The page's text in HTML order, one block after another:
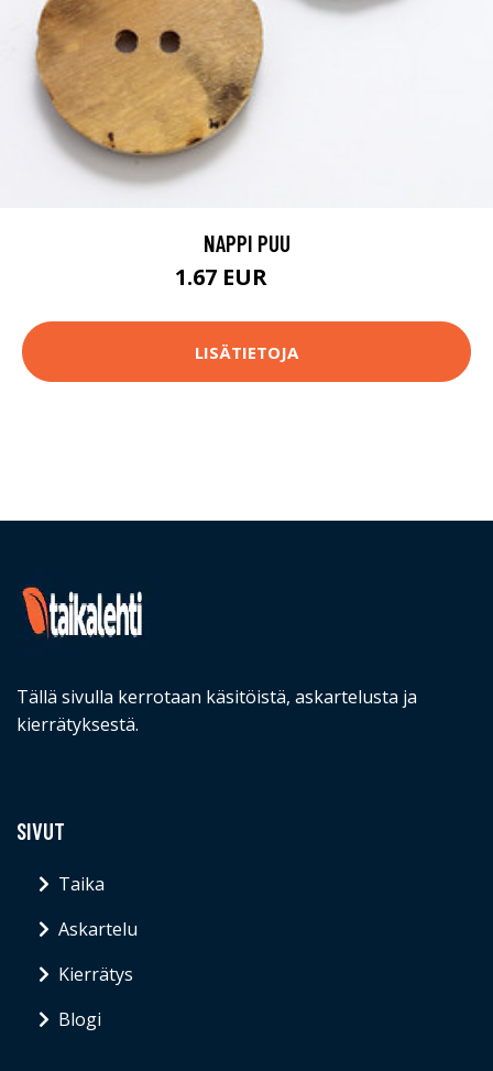
NAPPI PUU
1.67 EUR
LISÄTIETOJA
Tällä sivulla kerrotaan käsitöistä, askartelusta ja
kierrätyksestä.
SIVUT
Taika
Askartelu
Kierrätys
Blogi